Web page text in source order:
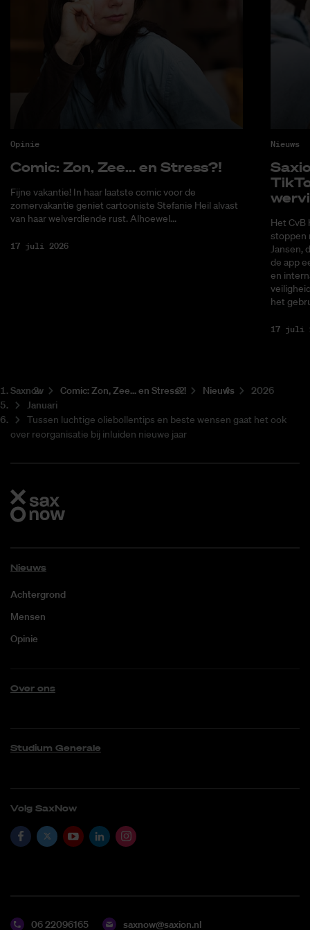
Opinie
Co­mic: Zon, Zee... en Stress?!
Fijne vakantie! In haar laatste comic voor de
zomervakantie geniet cartooniste Stefanie Heil alvast
van haar welverdiende rust. Alhoewel...
17 juli 2026
Nieuws
Het CvB
stoppen
Jansen,
de app
en
het
17 juli
Saxnow Co­mic: Zon, Zee... en Stress?! Nieuws
2026
Januari
Tussen luchtige oliebollentips en beste wensen gaat het ook
over reorganisatie bij inluiden nieuwe jaar
Nieuws
Achtergrond
Mensen
Opinie
Over ons
Studium Generale
Volg SaxNow
06 22096165 saxnow@saxion.nl